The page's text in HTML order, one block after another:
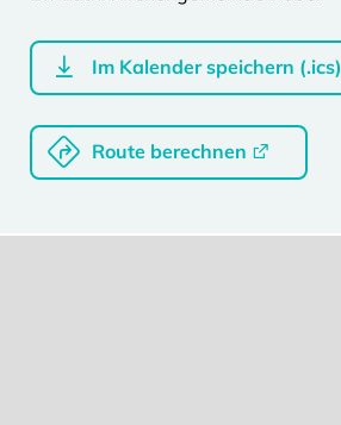
Im Kalender speichern (.ics)
Route berechnen